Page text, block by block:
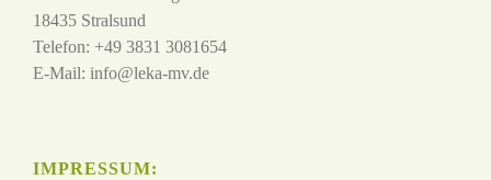
18435 Stralsund
Telefon: +49 3831 3081654
E-Mail: info@leka-mv.de
IMPRESSUM: